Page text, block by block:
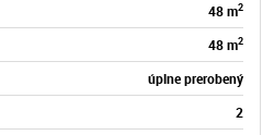
48 m2
48 m2
úplne prerobený
2